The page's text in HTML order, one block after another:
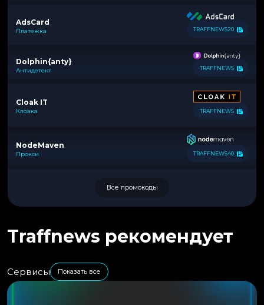
AdsCard
Платежка TRAFFNEWS20
Dolphin{anty}
Антидетект TRAFFNEWS
Cloak IT
Клоака TRAFFNEWS
NodeMaven
Прокси TRAFFNEWS40
Все промокоды
Traffnews рекомендует
Сервисы Показать все